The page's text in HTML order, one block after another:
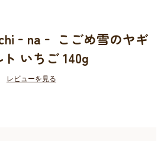
こごめ雪のヤギ
いちご 140g
レビューを見る